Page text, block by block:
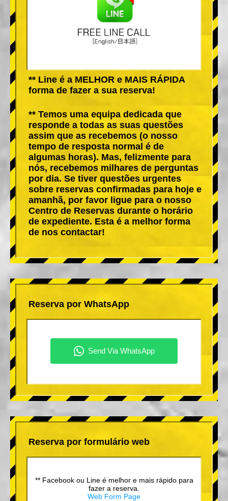
** Line é a MELHOR e MAIS RÁPIDA
forma de fazer a sua reserva!
** Temos uma equipa dedicada que
responde a todas as suas questões
assim que as recebemos (o nosso
tempo de resposta normal é de
algumas horas). Mas, felizmente para
nós, recebemos milhares de perguntas
por dia. Se tiver questões urgentes
sobre reservas confirmadas para hoje e
amanhã, por favor ligue para o nosso
Centro de Reservas durante o horário
de expediente. Esta é a melhor forma
de nos contactar!
Reserva por WhatsApp
Reserva por formulário web
** Facebook ou Line é melhor e mais rápido para
fazer a reserva.
Web Form Page